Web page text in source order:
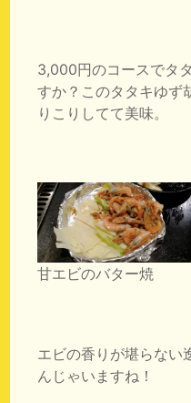
3,000円のコースでタ
すか？このタタキゆず
りこりしてて美味。
甘エビのバター焼
エビの香りが堪らない
んじゃいますね！